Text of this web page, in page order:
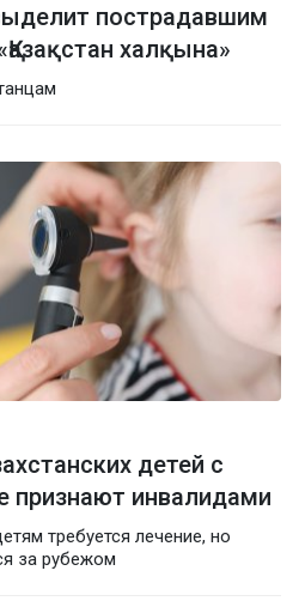
пострадавшим
халқына»
детей с
признают инвалидами
требуется лечение, но
за рубежом